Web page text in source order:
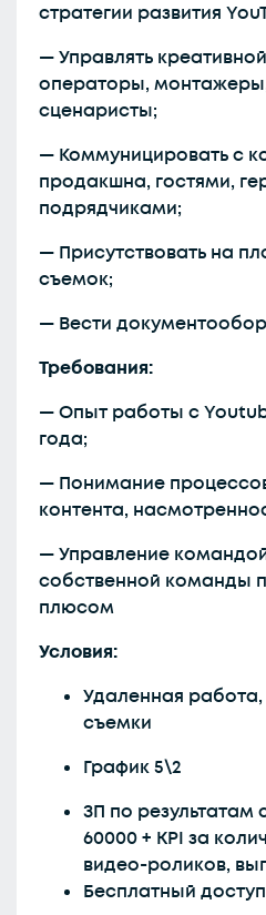
стратегии развития
— Управлять
операторы,
сценаристы;
— Коммуницировать с
продакшна, гостями,
подрядчиками;
— Присутствовать на
съемок;
— Вести
Требования:
— Опыт работы с
года;
— Понимание
контента,
— Управление
собственной команды
плюсом
Условия:
Удаленная
съемки
График 5\2
ЗП по результатам
60000 + KPI за
видео-роликов,
Бесплатный